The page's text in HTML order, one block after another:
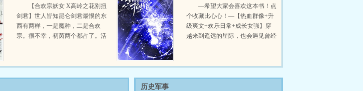
[快穿]》已完结！ 许茴是个炮灰，
一家人用生命衬托女主的好运和高
贵。 穿越后，炮灰体质依旧顽
固，好不容易找到的躯体也能被穿
徐行：…… 她真的已经精疲力
尽，斗不动了.jpg 所以，她决
定要低调。她决定要躺平。她不会
引起任何人的注意，从此过着混吃
【合欢宗妖女 X高岭之花别扭
剑君】世人皆知昆仑剑君最恨的东
西有两样，一是魔种，二是合欢
宗。很不幸，初茵两个都占了。活
后，她又成了寄生于他的魔种，成
—希望大家会喜欢这本书！点
个收藏比心心！—【热血群像+升
级爽文+欢乐日常+成长女强】穿
越来到遥远的星际，也会遇见曾经
能力。”—本文文案—围棋九段棋
历史军事